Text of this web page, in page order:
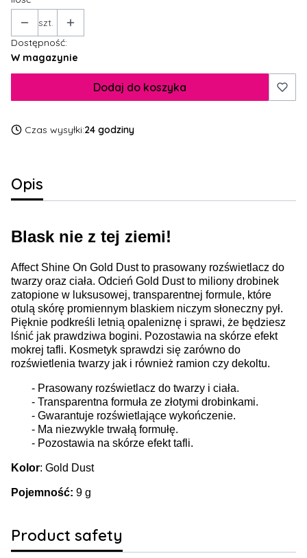
szt.
Dostępność:
W magazynie
Dodaj do koszyka
Czas wysyłki:24 godziny
Opis
Blask nie z tej ziemi!
Affect Shine On Gold Dust to prasowany rozświetlacz do
twarzy oraz ciała. Odcień Gold Dust to miliony drobinek
zatopione w luksusowej, transparentnej formule, które
otulą skórę promiennym blaskiem niczym słoneczny pył.
Pięknie podkreśli letnią opaleniznę i sprawi, że będziesz
lśnić jak prawdziwa bogini. Pozostawia na skórze efekt
mokrej tafli. Kosmetyk sprawdzi się zarówno do
rozświetlenia twarzy jak i również ramion czy dekoltu.
- Prasowany rozświetlacz do twarzy i ciała.
- Transparentna formuła ze złotymi drobinkami.
- Gwarantuje rozświetlające wykończenie.
- Ma niezwykle trwałą formułę.
- Pozostawia na skórze efekt tafli.
Kolor: Gold Dust
Pojemność: 9 g
Product safety